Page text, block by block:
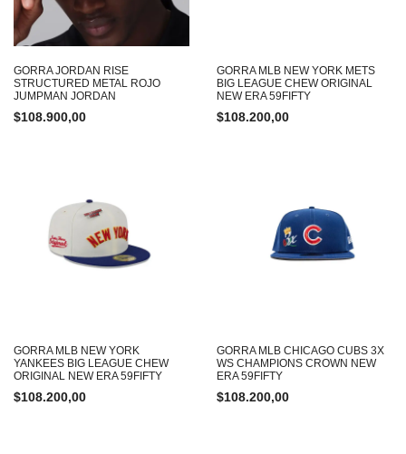
GORRA JORDAN RISE
STRUCTURED METAL ROJO
JUMPMAN JORDAN
$108.900,00
GORRA MLB NEW YORK METS
BIG LEAGUE CHEW ORIGINAL
NEW ERA 59FIFTY
$108.200,00
GORRA MLB NEW YORK
YANKEES BIG LEAGUE CHEW
ORIGINAL NEW ERA 59FIFTY
$108.200,00
GORRA MLB CHICAGO CUBS 3X
WS CHAMPIONS CROWN NEW
ERA 59FIFTY
$108.200,00